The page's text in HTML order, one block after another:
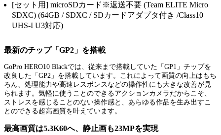
[セット用] microSDカード※返送不要 (Team ELITE Micro
SDXC) (64GB / SDXC / SDカードアダプタ付き /Class10
UHS-I U3対応)
最新のチップ「GP2」を搭載
GoPro HERO10 Blackでは、従来まで搭載していた「GP1」チップを
改良した「GP2」を搭載しています。これによって画質の向上はもち
ろん、処理能力や高速レスポンスなどの操作性にも大きな改善が見
られます。気軽に使うことのできるアクションカメラだからこそ、
ストレスを感じることのない操作感と、あらゆる作品を生み出すこ
とのできる超高画質を叶えています。
最高画質は5.3K60へ、静止画も23MPを実現